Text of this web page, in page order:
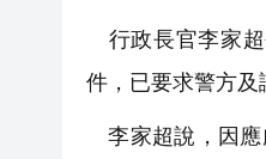
行政長官李家超
件，已要求警方及
李家超說，因應